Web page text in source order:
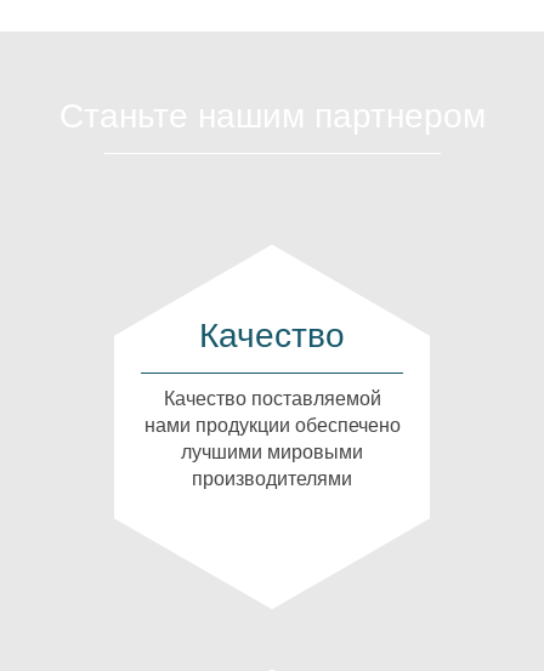
Качество
Качество поставляемой
нами продукции обеспечено
лучшими мировыми
производителями